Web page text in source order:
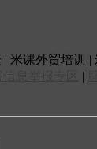
| 米课外贸培训
|